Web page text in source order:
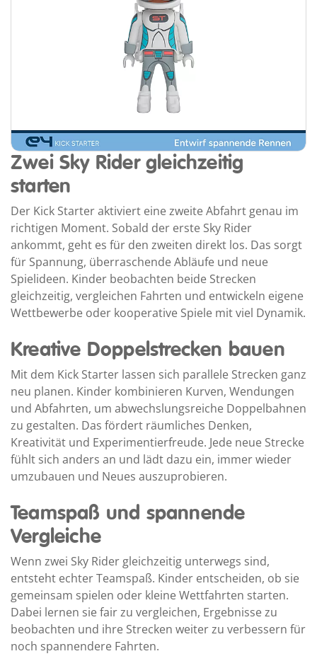
Zwei Sky Rider gleichzeitig
starten
Der Kick Starter aktiviert eine zweite Abfahrt genau im
richtigen Moment. Sobald der erste Sky Rider
ankommt, geht es für den zweiten direkt los. Das sorgt
für Spannung, überraschende Abläufe und neue
Spielideen. Kinder beobachten beide Strecken
gleichzeitig, vergleichen Fahrten und entwickeln eigene
Wettbewerbe oder kooperative Spiele mit viel Dynamik.
Kreative Doppelstrecken bauen
Mit dem Kick Starter lassen sich parallele Strecken ganz
neu planen. Kinder kombinieren Kurven, Wendungen
und Abfahrten, um abwechslungsreiche Doppelbahnen
zu gestalten. Das fördert räumliches Denken,
Kreativität und Experimentierfreude. Jede neue Strecke
fühlt sich anders an und lädt dazu ein, immer wieder
umzubauen und Neues auszuprobieren.
Teamspaß und spannende
Vergleiche
Wenn zwei Sky Rider gleichzeitig unterwegs sind,
entsteht echter Teamspaß. Kinder entscheiden, ob sie
gemeinsam spielen oder kleine Wettfahrten starten.
Dabei lernen sie fair zu vergleichen, Ergebnisse zu
beobachten und ihre Strecken weiter zu verbessern für
noch spannendere Fahrten.